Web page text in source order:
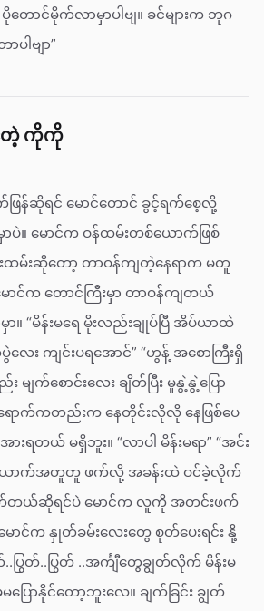
တောင်မိုက်လာမှာပါဗျ။ ခင်များက ဘုဂ
ါဗျာ”
င်တဲ့ ကိုကို
ြန်ဆိုရင် မောင်တောင် ခွင့်ရက်စေ့လို့
ာပဲ။ မောင်က ဝန်ထမ်းတစ်ယောက်ဖြစ်
မ်းဆိုတော့ တာဝန်ကျတဲ့နေရာက မတူ
ောင်က တောင်ကြီးမှာ တာဝန်ကျတယ်
။ “မိန်းမရေ မိုးလည်းချုပ်ပြီ အိပ်ယာထဲ
း ကျင်းပရအောင်” “ဟွန့် အစောကြီးရှိ
ျက်စောင်းလေး ချိတ်ပြီး မူနွဲ့နွဲ့ပြော
ောက်ကတည်းက နေတိုင်းလိုလို နေဖြစ်ပေ
းရတယ် မရှိဘူး။ “လာပါ မိန်းမရာ” “အင်း
ယောက်အတူတူ ဖက်လို့ အခန်းထဲ ဝင်ခဲ့လိုက်
တယ်ဆိုရင်ပဲ မောင်က လူကို အတင်းဖက်
မောင်က နှုတ်ခမ်းလေးတွေ စုတ်ပေးရင်း နို့
ပြွတ်..ပြွတ် ..အင်္ကျီတွေချွတ်လိုက် မိန်းမ
ြောနိုင်တော့ဘူးလေ။ ချက်ခြင်း ချွတ်